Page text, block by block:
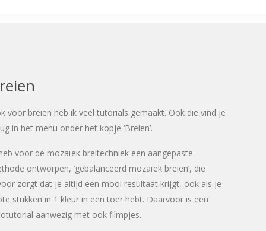
voor breien heb ik veel tutorials gemaakt. Ook die vind je
in het menu onder het kopje ‘Breien’.
voor de mozaïek breitechniek een aangepaste
ontworpen, ‘gebalanceerd mozaïek breien’, die
zorgt dat je altijd een mooi resultaat krijgt, ook als je
stukken in 1 kleur in een toer hebt. Daarvoor is een
aanwezig met ook filmpjes.